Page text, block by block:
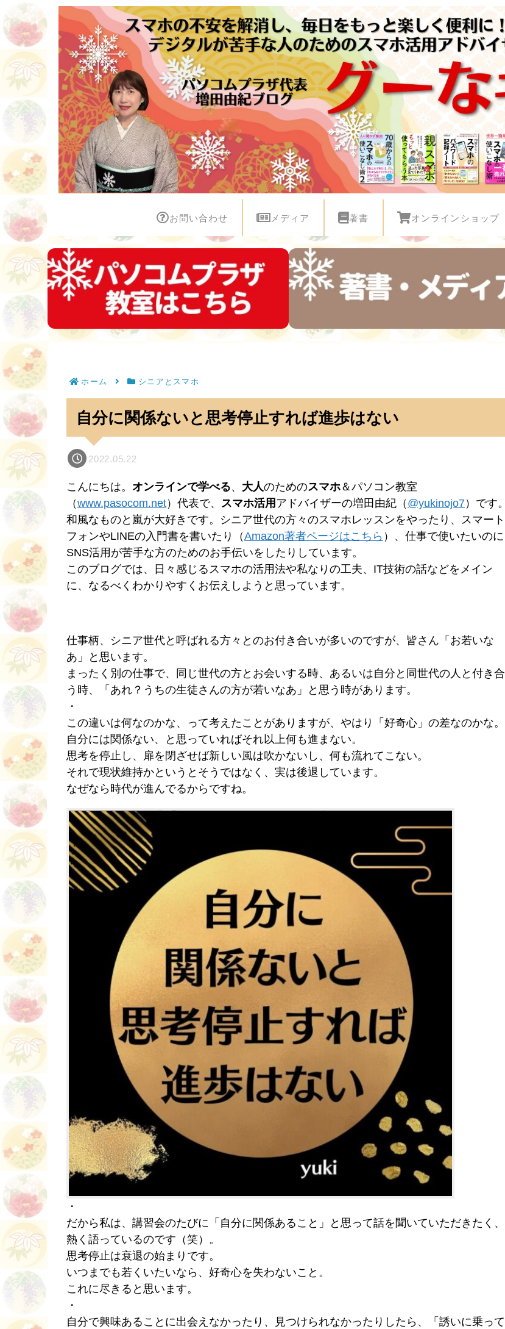
お問い合わせ メディア 著書 オンラインショップ
ホーム シニアとスマホ
自分に関係ないと思考停止すれば進歩はない
2022.05.22
こんにちは。 オンラインで学べる、 大人のためのスマホ＆パソコン教室
（www.pasocom.net）代表で、 スマホ活用 アドバイザーの増田由紀（ @yukinojo7）です。
和風なものと嵐が大好きです。シニア世代の方々のスマホレッスンをやったり、スマート
フォンやLINEの入門書を書いたり（Amazon著者ページはこちら ）、仕事で使いたいのに
SNS活用が苦手な方のためのお手伝いをしたりしています。
このブログでは、日々感じるスマホの活用法や私なりの工夫、IT技術の話などをメイン
に、なるべくわかりやすくお伝えしようと思っています。
仕事柄、シニア世代と呼ばれる方々とのお付き合いが多いのですが、皆さん「お若いな
あ」と思います。
まったく別の仕事で、同じ世代の方とお会いする時、あるいは自分と同世代の人と付き合
う時、「あれ？うちの生徒さんの方が若いなあ」と思う時があります。
・
この違いは何なのかな、って考えたことがありますが、やはり「好奇心」の差なのかな。
自分には関係ない、と思っていればそれ以上何も進まない。
思考を停止し、扉を閉ざせば新しい風は吹かないし、何も流れてこない。
それで現状維持かというとそうではなく、実は後退しています。
なぜなら時代が進んでるからですね。
・
だから私は、講習会のたびに「自分に関係あること」と思って話を聞いていただきたく、
熱く語っているのです（笑）。
思考停止は衰退の始まりです。
いつまでも若くいたいなら、好奇心を失わないこと。
これに尽きると思います。
・
自分で興味あることに出会えなかったり、見つけられなかったりしたら、「誘いに乗って